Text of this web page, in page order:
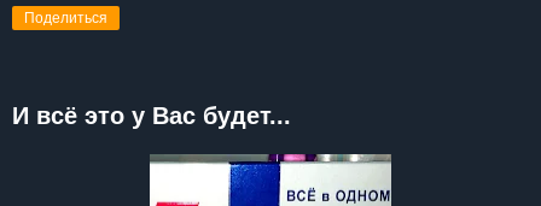
Поделиться
И всё это у Вас будет...